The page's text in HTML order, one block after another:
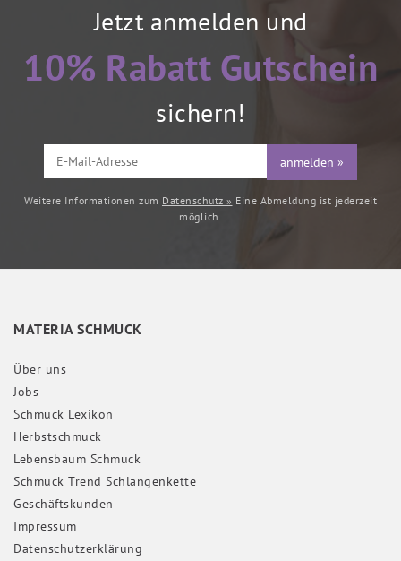
Jetzt anmelden und
10% Rabatt Gutschein
sichern!
anmelden »
Weitere Informationen zum Datenschutz » Eine Abmeldung ist jederzeit
möglich.
MATERIA SCHMUCK
Über uns
Jobs
Schmuck Lexikon
Herbstschmuck
Lebensbaum Schmuck
Schmuck Trend Schlangenkette
Geschäftskunden
Impressum
Daten­schutz­erklärung